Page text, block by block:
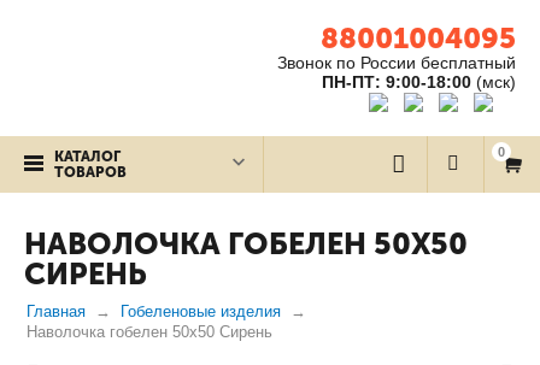
88001004095
Звонок по России бесплатный
ПН-ПТ: 9:00-18:00 (мск)
КАТАЛОГ
ТОВАРОВ
0
НАВОЛОЧКА ГОБЕЛЕН 50Х50
СИРЕНЬ
Главная
Гобеленовые изделия
Наволочка гобелен 50х50 Сирень